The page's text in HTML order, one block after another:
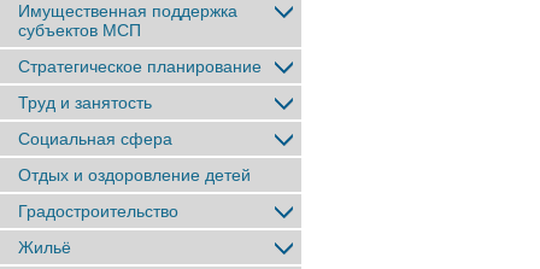
Имущественная поддержка
субъектов МСП
Стратегическое планирование
Труд и занятость
Социальная сфера
Отдых и оздоровление детей
Градостроительство
Жильё